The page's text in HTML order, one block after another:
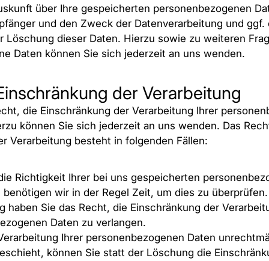
über Ihre gespeicherten personenbezogenen
und den Zweck der Datenverarbeitung und ggf.
Löschung dieser Daten. Hierzu sowie zu weiteren
Daten können Sie sich jederzeit an uns wenden.
der Verarbeitung
die Einschränkung der Verarbeitung Ihrer
können Sie sich jederzeit an uns wenden. Das
Verarbeitung besteht in folgenden Fällen:
Richtigkeit Ihrer bei uns gespeicherten
wir in der Regel Zeit, um dies zu überprüfen.
haben Sie das Recht, die Einschränkung der
Daten zu verlangen.
Ihrer personenbezogenen Daten
können Sie statt der Löschung die